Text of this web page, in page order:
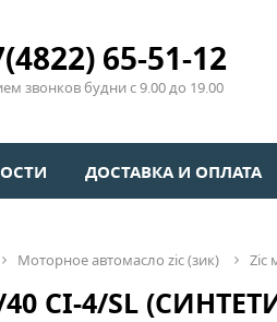
65-51-12
звонков будни с 9.00 до 19.00
ДОСТАВКА И ОПЛАТА
моторное автомасло zic (зик)
СI-4/SL